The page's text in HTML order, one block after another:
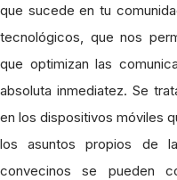
que sucede en tu
tecnológicos, que nos
que optimizan las
absoluta inmediatez. Se
en los dispositivos móviles
los asuntos propios de
convecinos se pueden